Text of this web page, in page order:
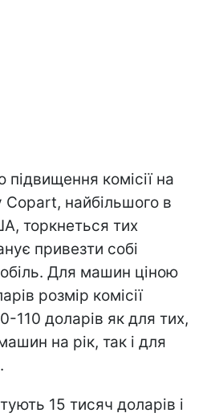
комісії на
Copart, найбільшого в
торкнеться тих
привезти собі
Для машин ціною
розмір комісії
110 доларів як для тих,
на рік, так і для
15 тисяч доларів і